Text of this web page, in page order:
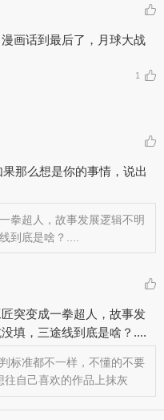
画话到最后了，月球大战
1
那么想是你的事情，说出
拳超人，故事发展逻辑不明
到底是啥？....
突变成一拳超人，故事发
填，三途线到底是啥？....
标准都不一样，不懂的不要
往自己喜欢的作品上抹灰